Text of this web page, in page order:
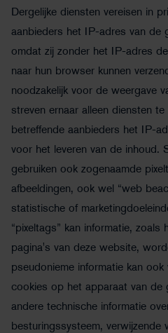
Dergelijke diensten vereisen in
aanbieders het IP-adres van de
omdat zij zonder het IP-adres
naar hun browser kunnen
noodzakelijk voor de weergave
streven ernaar alleen diensten
betreffende aanbieders het IP-
voor het leveren van de inhoud.
gebruiken ook zogenaamde
afbeeldingen, ook wel “web
statistische of
“pixeltags” kan informatie,
pagina's van deze website,
pseudonieme informatie kan
cookies op het apparaat van de
andere technische informatie
besturingssysteem, verwijzende